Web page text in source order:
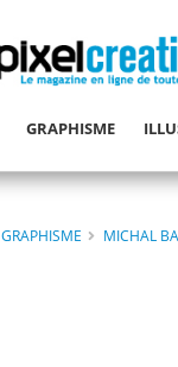
GRAPHISME
GRAPHISME MICHAL